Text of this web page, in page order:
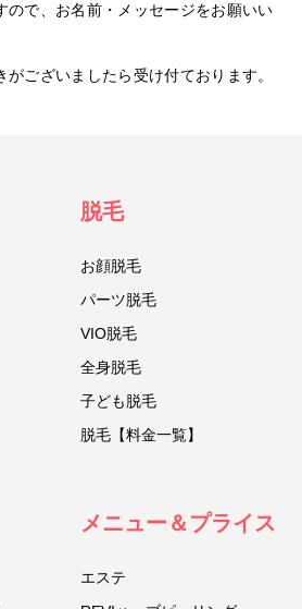
ので、お名前・メッセージをお願いい
ございましたら受け付ております。
脱毛
お顔脱毛
パーツ脱毛
VIO脱毛
全身脱毛
子ども脱毛
脱毛【料金一覧】
メニュー＆プライス
エステ